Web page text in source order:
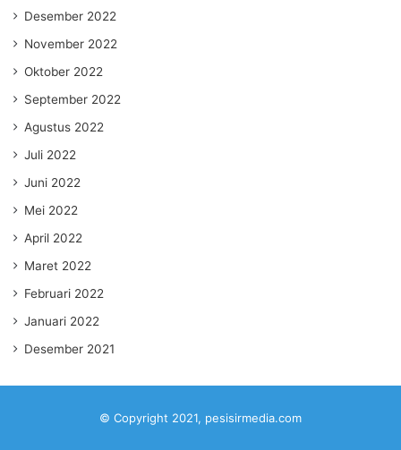
Desember 2022
November 2022
Oktober 2022
September 2022
Agustus 2022
Juli 2022
Juni 2022
Mei 2022
April 2022
Maret 2022
Februari 2022
Januari 2022
Desember 2021
© Copyright 2021, pesisirmedia.com